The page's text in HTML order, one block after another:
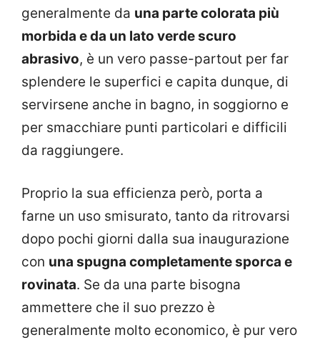
generalmente da una parte colorata più
morbida e da un lato verde scuro
abrasivo, è un vero passe-partout per far
splendere le superfici e capita dunque, di
servirsene anche in bagno, in soggiorno e
per smacchiare punti particolari e difficili
da raggiungere.
Proprio la sua efficienza però, porta a
farne un uso smisurato, tanto da ritrovarsi
dopo pochi giorni dalla sua inaugurazione
con una spugna completamente sporca e
rovinata. Se da una parte bisogna
ammettere che il suo prezzo è
generalmente molto economico, è pur vero